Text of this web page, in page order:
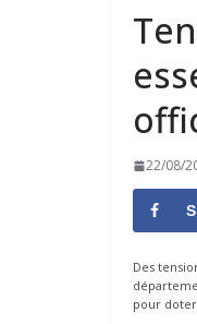
22/08/
Des
pour